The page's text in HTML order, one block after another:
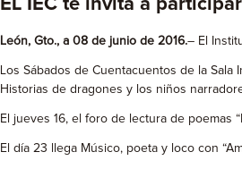
EL IEC te invita a
León, Gto., a 08 de junio de 2016.– El
Los Sábados de Cuentacuentos de la Sala
Historias de dragones y los niños
El jueves 16, el foro de lectura de poemas
El día 23 llega Músico, poeta y loco con